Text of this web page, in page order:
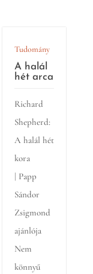
Tudomány
A halál
hét arca
Richard
Shepherd:
A halál hét
kora
| Papp
Sándor
Zsigmond
ajánlója
Nem
könnyű